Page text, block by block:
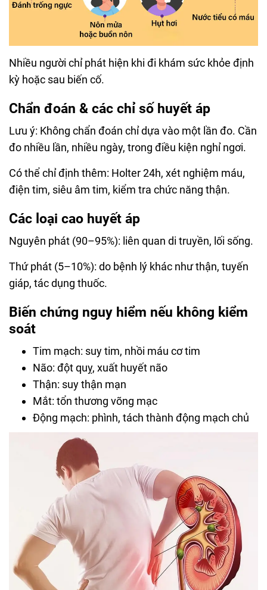
Nhiều người chỉ phát hiện khi đi khám sức khỏe định
kỳ hoặc sau biến cố.
Chẩn đoán & các chỉ số huyết áp
Lưu ý: Không chẩn đoán chỉ dựa vào một lần đo. Cần
đo nhiều lần, nhiều ngày, trong điều kiện nghỉ ngơi.
Có thể chỉ định thêm: Holter 24h, xét nghiệm máu,
điện tim, siêu âm tim, kiểm tra chức năng thận.
Các loại cao huyết áp
Nguyên phát (90–95%): liên quan di truyền, lối sống.
Thứ phát (5–10%): do bệnh lý khác như thận, tuyến
giáp, tác dụng thuốc.
Biến chứng nguy hiểm nếu không kiểm
soát
Tim mạch: suy tim, nhồi máu cơ tim
Não: đột quỵ, xuất huyết não
Thận: suy thận mạn
Mắt: tổn thương võng mạc
Động mạch: phình, tách thành động mạch chủ